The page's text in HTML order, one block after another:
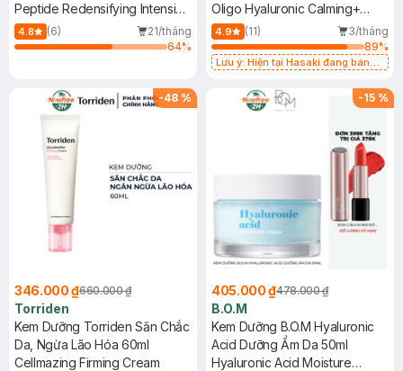
10ml
Peptide Redensifying Intensive
Cream Mini
4.8 (6)
21/tháng
64%
Oligo Hyaluronic Calming+
Cream
4.9 (11)
3/tháng
89%
Lưu ý: Hiện tại Hasaki đang bán
-48 %
346.000 ₫660.000 ₫
Torriden
Kem Dưỡng Torriden Săn Chắc
Da, Ngừa Lão Hóa 60ml
Cellmazing Firming Cream
-15 %
405.000 ₫478.000 ₫
B.O.M
Kem Dưỡng B.O.M Hyaluronic
Acid Dưỡng Ẩm Da 50ml
Hyaluronic Acid Moisture